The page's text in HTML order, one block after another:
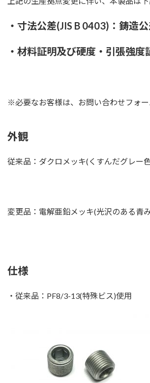
・寸法公差(JIS B 0403)：鋳造
・材料証明及び硬度・引張強
※必要なお客様は、お問い合わせフォー
外観
従来品：ダクロメッキ(くすんだグレー
変更品：電解亜鉛メッキ(光沢のある青
仕様
・従来品：PF8/3-13(特殊ビス)使用